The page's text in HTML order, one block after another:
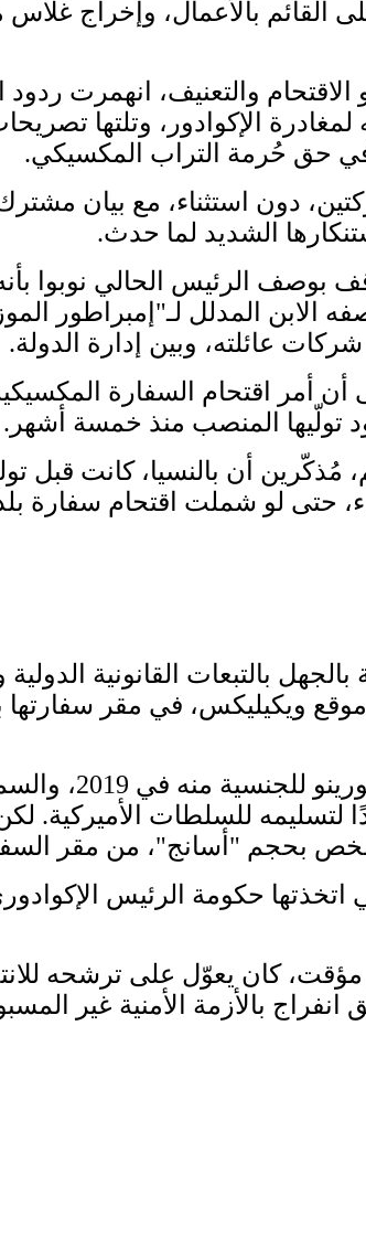
القائم بالأعمال، وإخراج
والتعنيف، انهمرت ردود
الإكوادور، وتلتها
في حق حُرمة التراب المكسيكي.
دون استثناء، مع بيان مشترك
الشديد لما حدث.
بوصف الرئيس الحالي نوبوا
الابن المدلل لـ"إمبراطور
عائلته، وبين إدارة الدولة.
أن أمر اقتحام السفارة
تولّيها المنصب منذ خمسة أشهر.
مُذكّرين أن بالنسيا، كانت قبل
حتى لو شملت اقتحام سفارة
ويكيليكس، في مقر سفارتها
لكنها عادت
لتسليمه للسلطات الأميركية.
بحجم "أسانج"، من مقر
حكومة الرئيس
كان يعوّل على ترشحه
انفراج بالأزمة الأمنية غير